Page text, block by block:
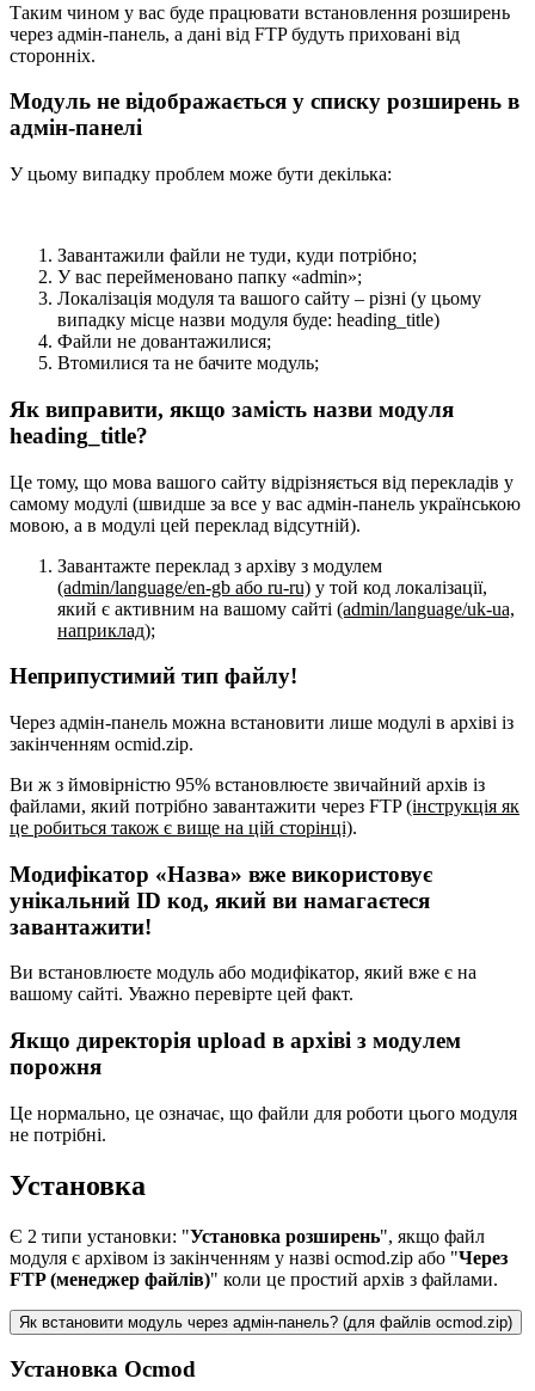
Таким чином у вас буде працювати встановлення розширень
через адмін-панель, а дані від FTP будуть приховані від
сторонніх.
Модуль не відображається у списку розширень в
адмін-панелі
У цьому випадку проблем може бути декілька:
Завантажили файли не туди, куди потрібно;
У вас перейменовано папку «admin»;
Локалізація модуля та вашого сайту – різні (у цьому
випадку місце назви модуля буде: heading_title)
Файли не довантажилися;
Втомилися та не бачите модуль;
Як виправити, якщо замість назви модуля
heading_title?
Це тому, що мова вашого сайту відрізняється від перекладів у
самому модулі (швидше за все у вас адмін-панель українською
мовою, а в модулі цей переклад відсутній).
Завантажте переклад з архіву з модулем
(admin/language/en-gb або ru-ru) у той код локалізації,
який є активним на вашому сайті (admin/language/uk-ua,
наприклад);
Неприпустимий тип файлу!
Через адмін-панель можна встановити лише модулі в архіві із
закінченням ocmid.zip.
Ви ж з ймовірністю 95% встановлюєте звичайний архів із
файлами, який потрібно завантажити через FTP(інструкція як
це робиться також є вище на цій сторінці).
Модифікатор «Назва» вже використовує
унікальний ID код, який ви намагаєтеся
завантажити!
Ви встановлюєте модуль або модифікатор, який вже є на
вашому сайті. Уважно перевірте цей факт.
Якщо директорія upload в архіві з модулем
порожня
Це нормально, це означає, що файли для роботи цього модуля
не потрібні.
Установка
Є 2 типи установки: "Установка розширень", якщо файл
модуля є архівом із закінченням у назві ocmod.zip або "Через
FTP (менеджер файлів)" коли це простий архів з файлами.
Як встановити модуль через адмін-панель? (для файлів ocmod.zip)
Установка Ocmod